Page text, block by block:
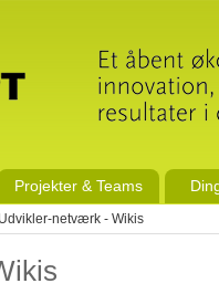
Projekter & Teams
netværk - Wikis